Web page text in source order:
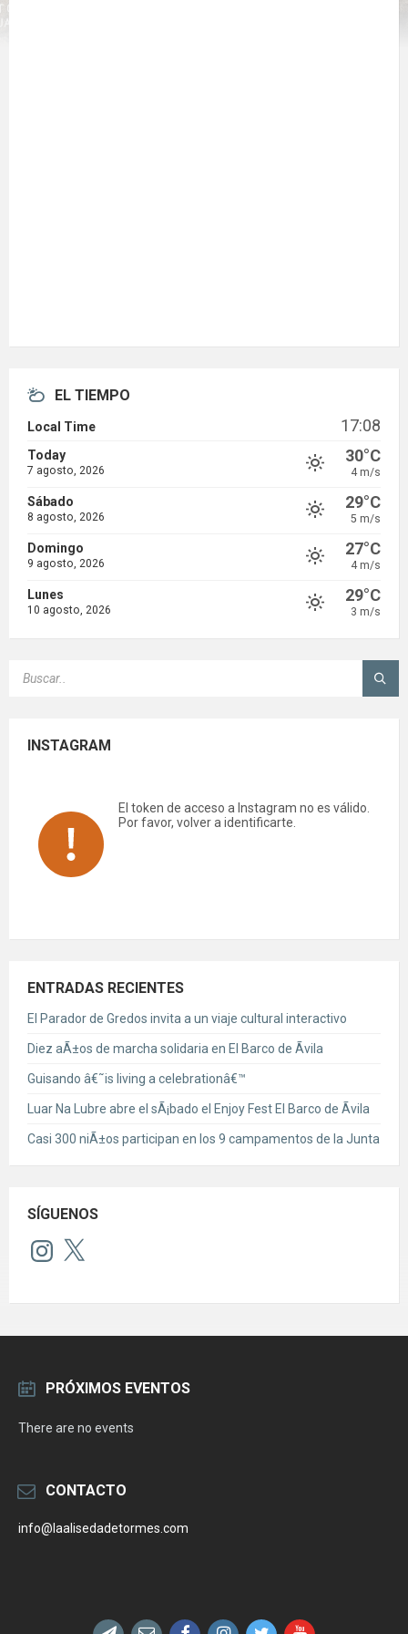
EL TIEMPO
Local Time 17:08
Today
7 agosto, 2026
30°C
4 m/s
Sábado
8 agosto, 2026
29°C
5 m/s
Domingo
9 agosto, 2026
27°C
4 m/s
Lunes
10 agosto, 2026
29°C
3 m/s
INSTAGRAM
El token de acceso a Instagram no es válido.
Por favor, volver a identificarte.
ENTRADAS RECIENTES
El Parador de Gredos invita a un viaje cultural interactivo
Diez aÃ±os de marcha solidaria en El Barco de Ãvila
Guisando â€˜is living a celebrationâ€™
Luar Na Lubre abre el sÃ¡bado el Enjoy Fest El Barco de Ãvila
Casi 300 niÃ±os participan en los 9 campamentos de la Junta
SÍGUENOS
Instagram
X
PRÓXIMOS EVENTOS
There are no events
CONTACTO
info@laalisedadetormes.com
EmailFacebookInstagramTwitterYouTube